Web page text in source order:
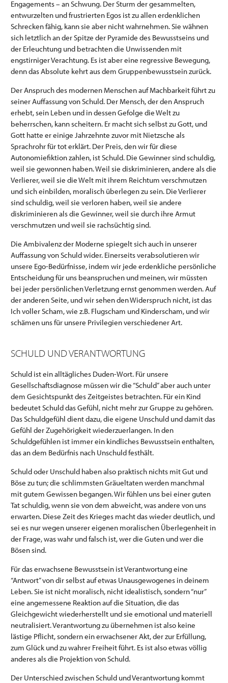
Engagements – an Schwung. Der Sturm der gesammelten,
entwurzelten und frustrierten Egos ist zu allen erdenklichen
Schrecken fähig, kann sie aber nicht wahrnehmen. Sie wähnen
sich letztlich an der Spitze der Pyramide des Bewusstseins und
der Erleuchtung und betrachten die Unwissenden mit
engstirniger Verachtung. Es ist aber eine regressive Bewegung,
denn das Absolute kehrt aus dem Gruppenbewusstsein zurück.
Der Anspruch des modernen Menschen auf Machbarkeit führt zu
seiner Auffassung von Schuld. Der Mensch, der den Anspruch
erhebt, sein Leben und in dessen Gefolge die Welt zu
beherrschen, kann scheitern. Er macht sich selbst zu Gott, und
Gott hatte er einige Jahrzehnte zuvor mit Nietzsche als
Sprachrohr für tot erklärt. Der Preis, den wir für diese
Autonomiefiktion zahlen, ist Schuld. Die Gewinner sind schuldig,
weil sie gewonnen haben. Weil sie diskriminieren, andere als die
Verlierer, weil sie die Welt mit ihrem Reichtum verschmutzen
und sich einbilden, moralisch überlegen zu sein. Die Verlierer
sind schuldig, weil sie verloren haben, weil sie andere
diskriminieren als die Gewinner, weil sie durch ihre Armut
verschmutzen und weil sie rachsüchtig sind.
Die Ambivalenz der Moderne spiegelt sich auch in unserer
Auffassung von Schuld wider. Einerseits verabsolutieren wir
unsere Ego-Bedürfnisse, indem wir jede erdenkliche persönliche
Entscheidung für uns beanspruchen und meinen, wir müssten
bei jeder persönlichen Verletzung ernst genommen werden. Auf
der anderen Seite, und wir sehen den Widerspruch nicht, ist das
Ich voller Scham, wie z.B. Flugscham und Kinderscham, und wir
schämen uns für unsere Privilegien verschiedener Art.
SCHULD UND VERANTWORTUNG
Schuld ist ein alltägliches Duden-Wort. Für unsere
Gesellschaftsdiagnose müssen wir die “Schuld” aber auch unter
dem Gesichtspunkt des Zeitgeistes betrachten. Für ein Kind
bedeutet Schuld das Gefühl, nicht mehr zur Gruppe zu gehören.
Das Schuldgefühl dient dazu, die eigene Unschuld und damit das
Gefühl der Zugehörigkeit wiederzuerlangen. In den
Schuldgefühlen ist immer ein kindliches Bewusstsein enthalten,
das an dem Bedürfnis nach Unschuld festhält.
Schuld oder Unschuld haben also praktisch nichts mit Gut und
Böse zu tun; die schlimmsten Gräueltaten werden manchmal
mit gutem Gewissen begangen. Wir fühlen uns bei einer guten
Tat schuldig, wenn sie von dem abweicht, was andere von uns
erwarten. Diese Zeit des Krieges macht das wieder deutlich, und
sei es nur wegen unserer eigenen moralischen Überlegenheit in
der Frage, was wahr und falsch ist, wer die Guten und wer die
Bösen sind.
Für das erwachsene Bewusstsein ist Verantwortung eine
“Antwort” von dir selbst auf etwas Unausgewogenes in deinem
Leben. Sie ist nicht moralisch, nicht idealistisch, sondern “nur”
eine angemessene Reaktion auf die Situation, die das
Gleichgewicht wiederherstellt und sie emotional und materiell
neutralisiert. Verantwortung zu übernehmen ist also keine
lästige Pflicht, sondern ein erwachsener Akt, der zur Erfüllung,
zum Glück und zu wahrer Freiheit führt. Es ist also etwas völlig
anderes als die Projektion von Schuld.
Der Unterschied zwischen Schuld und Verantwortung kommt